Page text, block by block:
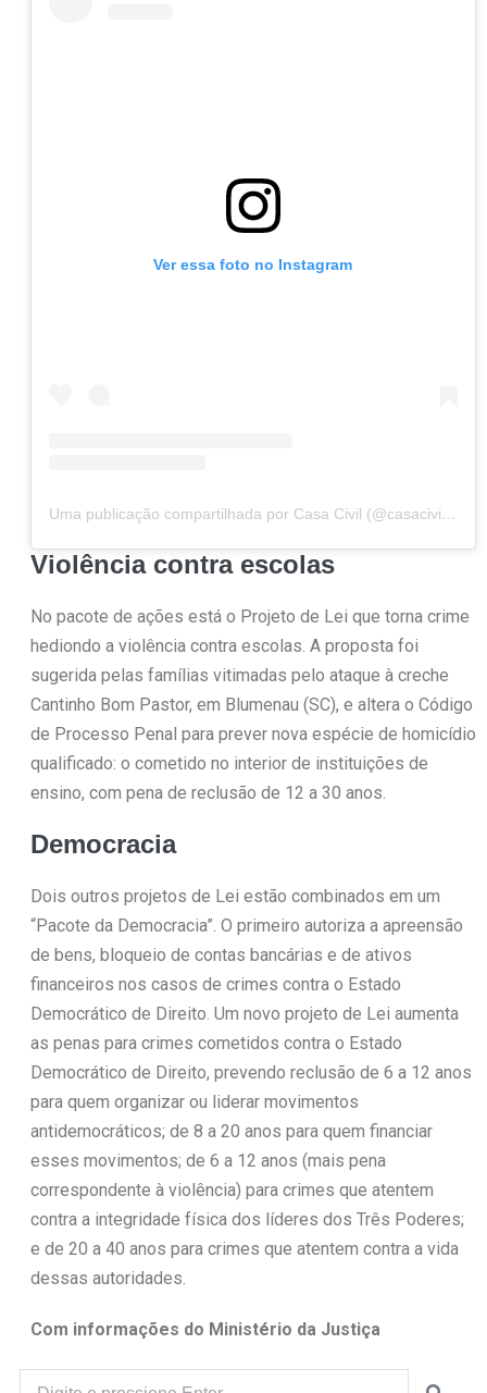
Ver essa foto no Instagram
Uma publicação compartilhada por Casa Civil (@casacivilbr)
Violência contra escolas
No pacote de ações está o Projeto de Lei que torna crime
hediondo a violência contra escolas. A proposta foi
sugerida pelas famílias vitimadas pelo ataque à creche
Cantinho Bom Pastor, em Blumenau (SC), e altera o Código
de Processo Penal para prever nova espécie de homicídio
qualificado: o cometido no interior de instituições de
ensino, com pena de reclusão de 12 a 30 anos.
Democracia
Dois outros projetos de Lei estão combinados em um
“Pacote da Democracia”. O primeiro autoriza a apreensão
de bens, bloqueio de contas bancárias e de ativos
financeiros nos casos de crimes contra o Estado
Democrático de Direito. Um novo projeto de Lei aumenta
as penas para crimes cometidos contra o Estado
Democrático de Direito, prevendo reclusão de 6 a 12 anos
para quem organizar ou liderar movimentos
antidemocráticos; de 8 a 20 anos para quem financiar
esses movimentos; de 6 a 12 anos (mais pena
correspondente à violência) para crimes que atentem
contra a integridade física dos líderes dos Três Poderes;
e de 20 a 40 anos para crimes que atentem contra a vida
dessas autoridades.
Com informações do Ministério da Justiça